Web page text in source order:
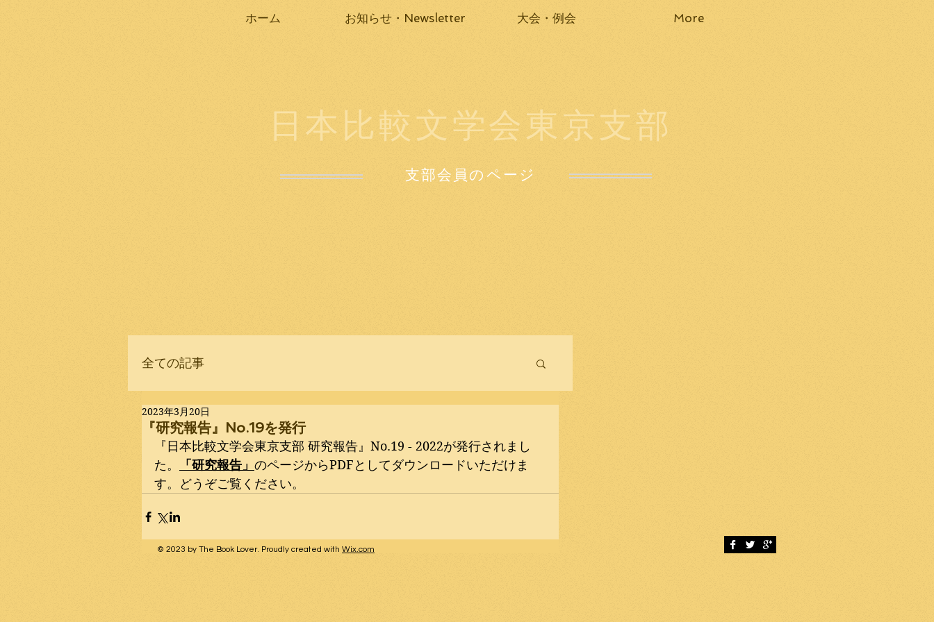
ホーム お知らせ・Newsletter 大会・例会 More
全ての記事
『研究報告』No.19を発行
2023年3月20日
『日本比較文学会東京支部 研究報告』No.19 - 2022が発行されまし
た。
「研究報告」 のページからPDFとしてダウンロードいただけま
す。どうぞご覧ください。
日本比較文学会東京支部
支部会員のページ
© 2023 by The Book Lover. Proudly created with Wix.com